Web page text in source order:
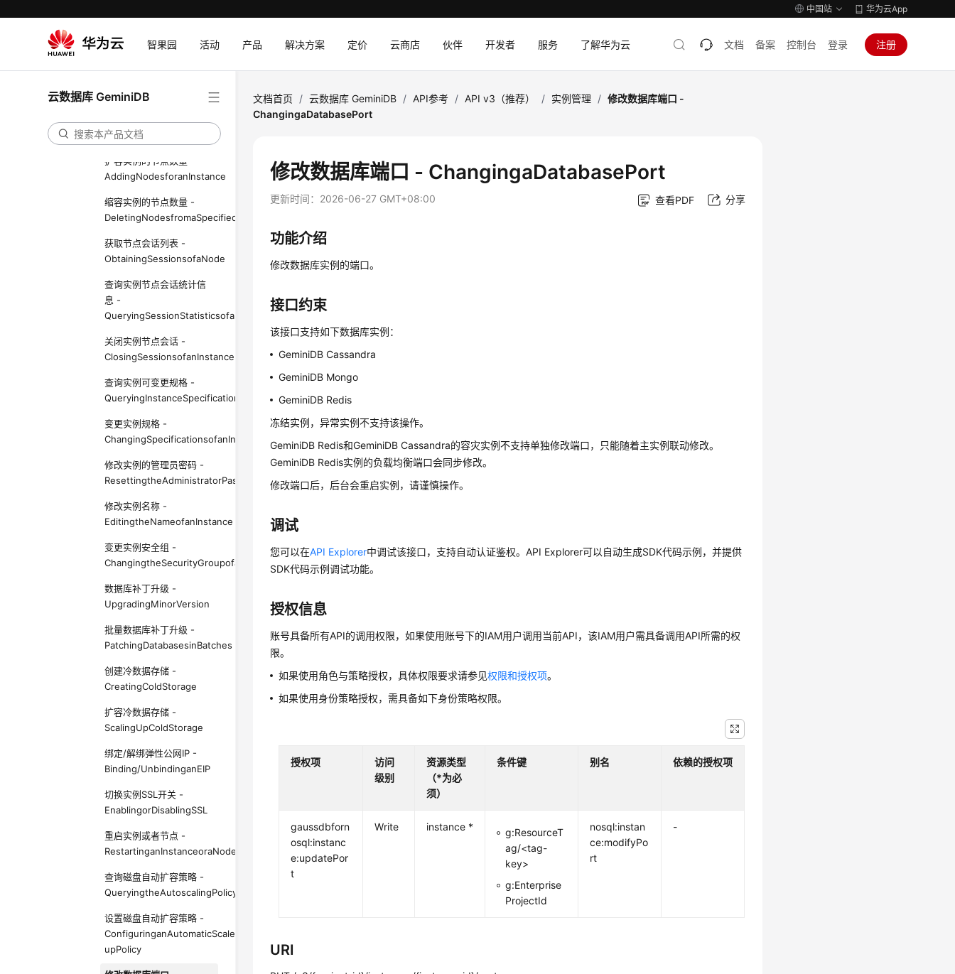
中国站 华为云App
智果园 活动 产品 解决方案 定价 云商店 伙伴 开发者 服务 了解华为云 文档 备案 控制台 登录 注册
云数据库 GeminiDB
删除实例 -
DeletinganInstance
QueryingInstancesandDetails
ScalingUpStorageSpaceofanInstance
扩容实例的节点数量 -
AddingNodesforanInstance
缩容实例的节点数量 -
DeletingNodesfromaSpecifiedInstance
获取节点会话列表 -
ObtainingSessionsofaNode
查询实例节点会话统计信
息 -
QueryingSessionStatisticsofanInstanceNode
关闭实例节点会话 -
ClosingSessionsofanInstanceNode
查询实例可变更规格 -
QueryingInstanceSpecificationsThatCanBeChanged
变更实例规格 -
ChangingSpecificationsofanInstance
修改实例的管理员密码 -
ResettingtheAdministratorPasswordofanInstance
修改实例名称 -
EditingtheNameofanInstance
变更实例安全组 -
ChangingtheSecurityGroupofanInstance
数据库补丁升级 -
UpgradingMinorVersion
批量数据库补丁升级 -
PatchingDatabasesinBatches
创建冷数据存储 -
CreatingColdStorage
扩容冷数据存储 -
ScalingUpColdStorage
绑定/解绑弹性公网IP -
Binding/UnbindinganEIP
切换实例SSL开关 -
EnablingorDisablingSSL
重启实例或者节点 -
RestartinganInstanceoraNode
查询磁盘自动扩容策略 -
QueryingtheAutoscalingPolicyofStorageSpace
设置磁盘自动扩容策略 -
ConfiguringanAutomaticScale-
upPolicy
文档首页 / 云数据库 GeminiDB / API参考 / API v3（推荐） / 实例管理 / 修改数据库端口 -
ChangingaDatabasePort
修改数据库端口 - ChangingaDatabasePort
更新时间： 2026-06-27 GMT+08:00 查看PDF 分享
功能介绍
修改数据库实例的端口。
接口约束
该接口支持如下数据库实例：
GeminiDB Cassandra
GeminiDB Mongo
GeminiDB Redis
冻结实例，异常实例不支持该操作。
GeminiDB Redis和GeminiDB Cassandra的容灾实例不支持单独修改端口，只能随着主实例联动修改。
GeminiDB Redis实例的负载均衡端口会同步修改。
修改端口后，后台会重启实例，请谨慎操作。
调试
您可以在API Explorer中调试该接口，支持自动认证鉴权。API Explorer可以自动生成SDK代码示例，并提供
SDK代码示例调试功能。
授权信息
账号具备所有API的调用权限，如果使用账号下的IAM用户调用当前API，该IAM用户需具备调用API所需的权
限。
如果使用角色与策略授权，具体权限要求请参见权限和授权项。
如果使用身份策略授权，需具备如下身份策略权限。
授权项
访问
级别
资源类型
（*为必
须）
条件键 别名 依赖的授权项
gaussdbforn
osql:instanc
e:updatePor
t
Write instance *
g:ResourceT
ag/<tag-
key>
g:Enterprise
ProjectId
nosql:instan
ce:modifyPo
rt
-
URI